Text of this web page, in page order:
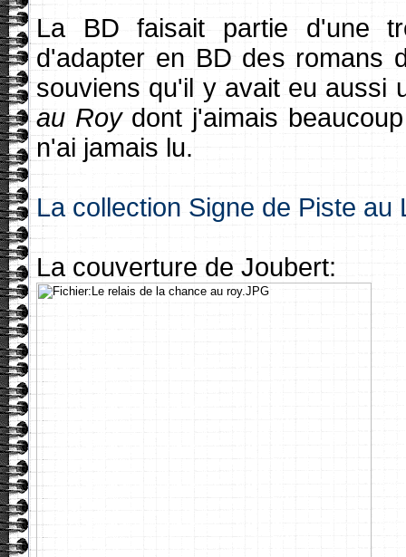
La BD faisait partie d'une
d'adapter en BD des romans
souviens qu'il y avait eu aussi
au Roydont j'aimais
n'ai jamais lu.
La collection Signe de Piste au
La couverture de Joubert: